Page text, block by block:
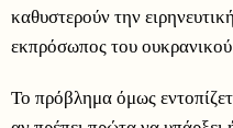
καθυστερούν την
εκπρόσωπος του
Το πρόβλημα όμως